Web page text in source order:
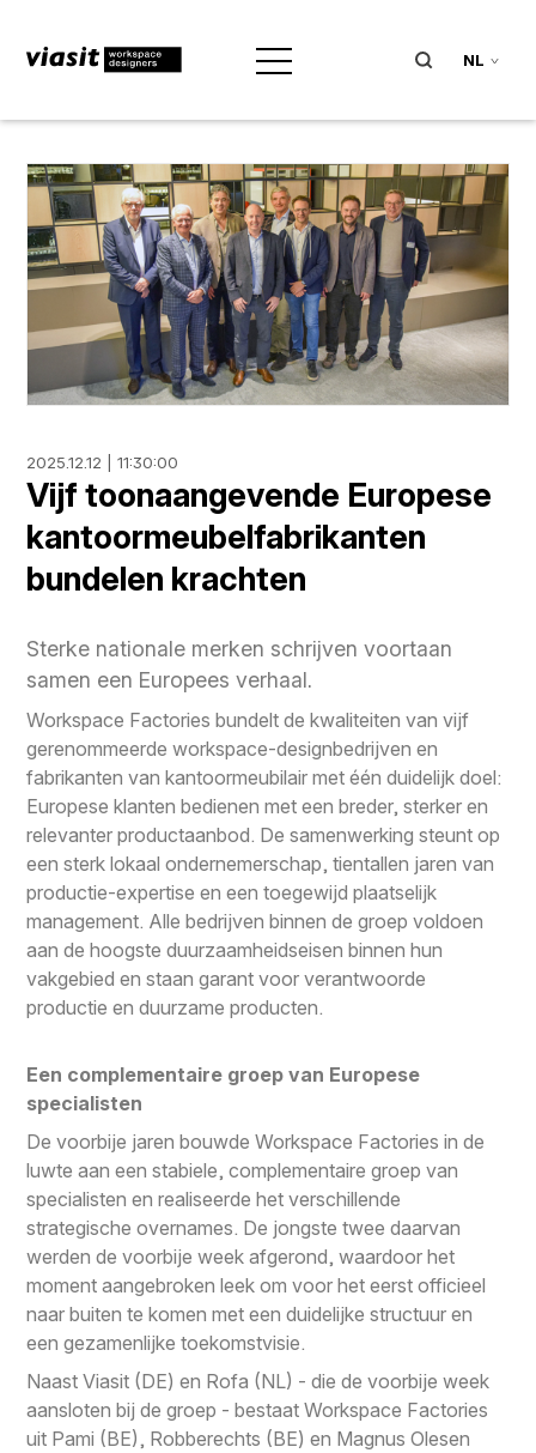
NL
2025.12.12 | 11:30:00
Vijf toonaangevende Europese
kantoormeubelfabrikanten
bundelen krachten
Sterke nationale merken schrijven voortaan
samen een Europees verhaal.
Workspace Factories bundelt de kwaliteiten van vijf
gerenommeerde workspace-designbedrijven en
fabrikanten van kantoormeubilair met één duidelijk doel:
Europese klanten bedienen met een breder, sterker en
relevanter productaanbod. De samenwerking steunt op
een sterk lokaal ondernemerschap, tientallen jaren van
productie-expertise en een toegewijd plaatselijk
management. Alle bedrijven binnen de groep voldoen
aan de hoogste duurzaamheidseisen binnen hun
vakgebied en staan garant voor verantwoorde
productie en duurzame producten.
Een complementaire groep van Europese
specialisten
De voorbije jaren bouwde Workspace Factories in de
luwte aan een stabiele, complementaire groep van
specialisten en realiseerde het verschillende
strategische overnames. De jongste twee daarvan
werden de voorbije week afgerond, waardoor het
moment aangebroken leek om voor het eerst officieel
naar buiten te komen met een duidelijke structuur en
een gezamenlijke toekomstvisie.
Naast Viasit (DE) en Rofa (NL) - die de voorbije week
aansloten bij de groep - bestaat Workspace Factories
uit Pami (BE), Robberechts (BE) en Magnus Olesen